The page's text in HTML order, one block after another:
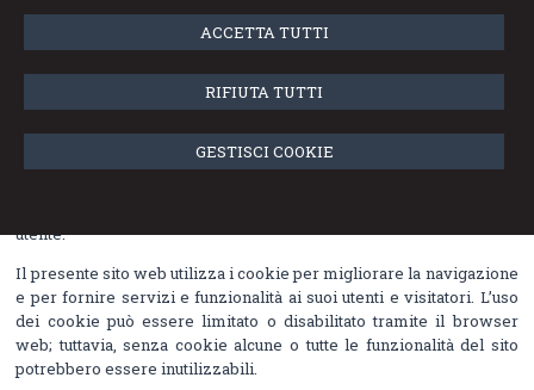
ACCETTA TUTTI
RIFIUTA TUTTI
GESTISCI COOKIE
Cookie Policy
Cosa sono i cookie e come li usiamo
Un “cookie”è un file di testo che viene memorizzato su computer,
tablet, telefoni cellulari e su qualunque dispositivo utilizzato per
utente.
Il presente sito web utilizza i cookie per migliorare la navigazione
e per fornire servizi e funzionalità ai suoi utenti e visitatori. L’uso
dei cookie può essere limitato o disabilitato tramite il browser
web; tuttavia, senza cookie alcune o tutte le funzionalità del sito
potrebbero essere inutilizzabili.